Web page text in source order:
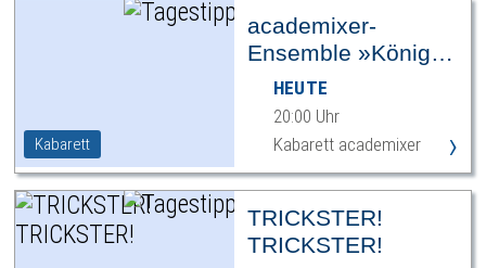
Kabarett
academixer-
Ensemble »König
Ödipus«
HEUTE
20:00 Uhr
Kabarett academixer
›
TRICKSTER!
TRICKSTER!